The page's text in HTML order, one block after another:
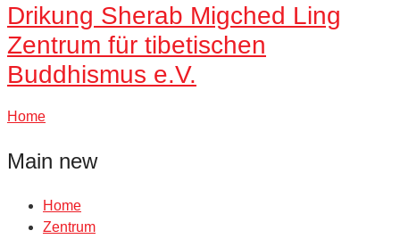
Drikung Sherab Migched Ling
Zentrum für tibetischen
Buddhismus e.V.
Home
Main new
Home
Zentrum